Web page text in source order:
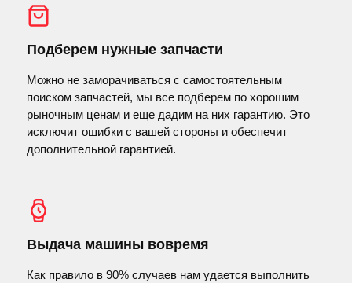
Подберем нужные запчасти
Можно не заморачиваться с самостоятельным
поиском запчастей, мы все подберем по хорошим
рыночным ценам и еще дадим на них гарантию. Это
исключит ошибки с вашей стороны и обеспечит
дополнительной гарантией.
Выдача машины вовремя
Как правило в 90% случаев нам удается выполнить